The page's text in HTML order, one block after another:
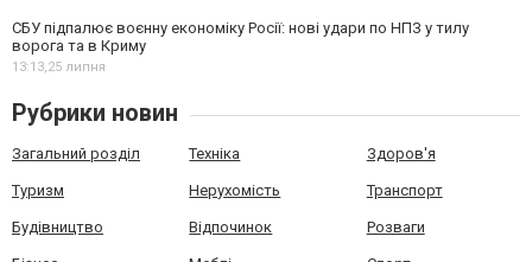
СБУ підпалює воєнну економіку Росії: нові удари по НПЗ у тилу
ворога та в Криму
13:13,25 липня
Рубрики новин
Загальний розділ Техніка Здоров'я
Туризм Нерухомість Транспорт
Будівництво Відпочинок Розваги